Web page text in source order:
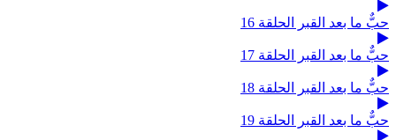
حبٌّ ما بعد القبر الحلقة 16
حبٌّ ما بعد القبر الحلقة 17
حبٌّ ما بعد القبر الحلقة 18
حبٌّ ما بعد القبر الحلقة 19